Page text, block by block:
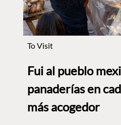
To Visit
Fui al pueblo
panaderías en
más acogedor